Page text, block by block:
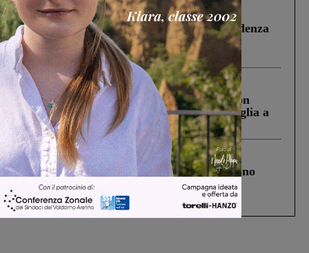
Figline Incisa Valdarno 1 Agosto 2026
Piscina di Figline finanziata oltre la scadenza
Pnrr, il gruppo di Fratelli d’Italia: “Un
ringraziamento al Governo”
Cronaca 3 Agosto 2026
Scomparso da una struttura di Castiglion
Fiorentino l’uomo che aveva ucciso la figlia a
Levane nel 2020
Cronaca 4 Agosto 2026
Un anno fa la strage in A1 in cui morirono
Gianni, Giulia e Franco. Lo schianto, il
processo, lo stop ai sorpassi fra tir....